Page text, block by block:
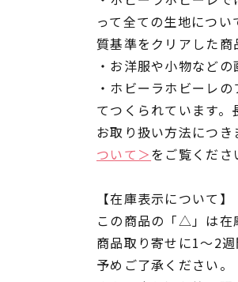
って全ての生地につ
質基準をクリアした商
・お洋服や小物などの
・ホビーラホビーレ
てつくられています。
お取り扱い方法につき
ついて＞をご覧くださ
【在庫表示について】
この商品の「△」は在
商品取り寄せに1～2
予めご了承ください。